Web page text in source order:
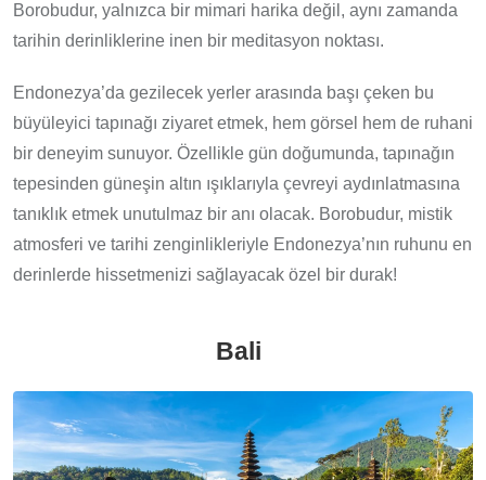
Borobudur, yalnızca bir mimari harika değil, aynı zamanda
tarihin derinliklerine inen bir meditasyon noktası.
Endonezya’da gezilecek yerler arasında başı çeken bu
büyüleyici tapınağı ziyaret etmek, hem görsel hem de ruhani
bir deneyim sunuyor. Özellikle gün doğumunda, tapınağın
tepesinden güneşin altın ışıklarıyla çevreyi aydınlatmasına
tanıklık etmek unutulmaz bir anı olacak. Borobudur, mistik
atmosferi ve tarihi zenginlikleriyle Endonezya’nın ruhunu en
derinlerde hissetmenizi sağlayacak özel bir durak!
Bali